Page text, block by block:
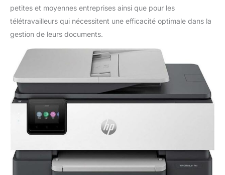
petites et moyennes entreprises ainsi que pour les
télétravailleurs qui nécessitent une efficacité optimale dans la
gestion de leurs documents.